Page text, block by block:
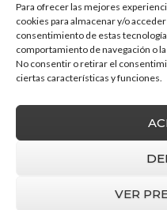
Para ofrecer las mejores
cookies para almacenar y/o
consentimiento de estas
comportamiento de navegación o
No consentir o retirar el
ciertas características y funciones.
VER